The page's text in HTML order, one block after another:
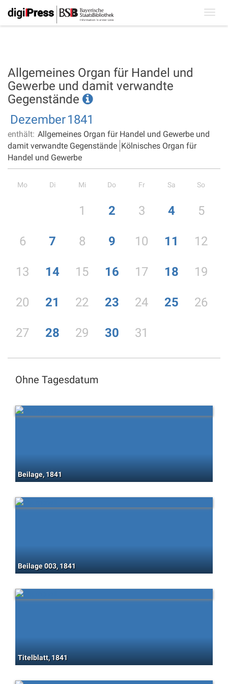
Allgemeines Organ für Handel und
Gewerbe und damit verwandte
Gegenstände
Dezember1841
enthält: Allgemeines Organ für Handel und Gewerbe und
damit verwandte Gegenstände Kölnisches Organ für
Handel und Gewerbe
Mo Di Mi Do Fr Sa So
1 2 3 4 5
6 7 8 9 10 11 12
13 14 15 16 17 18 19
20 21 22 23 24 25 26
27 28 29 30 31
Ohne Tagesdatum
Beilage, 1841
Beilage 003, 1841
Titelblatt, 1841